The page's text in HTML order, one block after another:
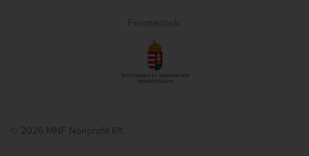
Fenntartónk:
© 2026 MNF Nonprofit Kft.